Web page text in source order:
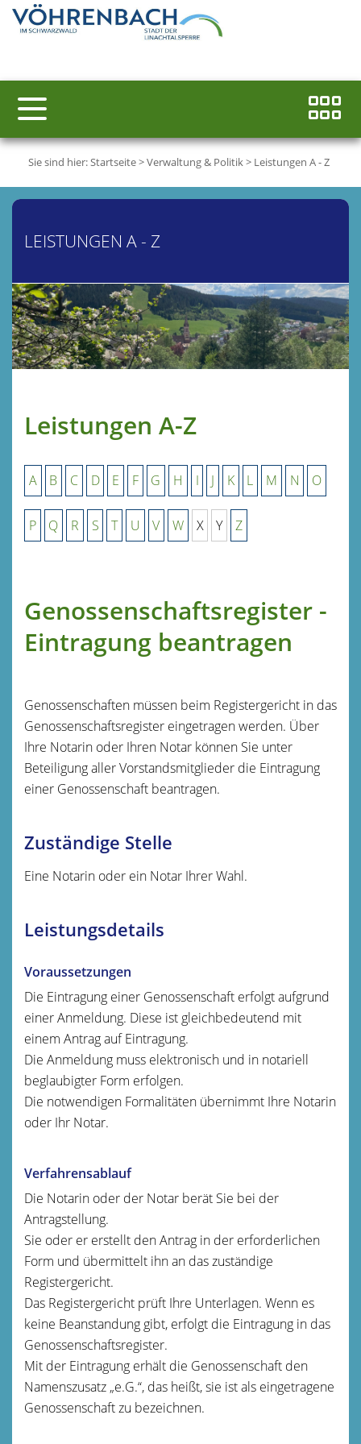
Sie sind hier:Startseite>Verwaltung & Politik> Leistungen A - Z
LEISTUNGEN A - Z
Leistungen A-Z
A B C D E F G H I J K L M N O
P Q R S T U V W X Y Z
Genossenschaftsregister -
Eintragung beantragen
Genossenschaften müssen beim Registergericht in das
Genossenschaftsregister eingetragen werden. Über
Ihre Notarin oder Ihren Notar können Sie unter
Beteiligung aller Vorstandsmitglieder die Eintragung
einer Genossenschaft beantragen.
Zuständige Stelle
Eine Notarin oder ein Notar Ihrer Wahl.
Leistungsdetails
Voraussetzungen
Die Eintragung einer Genossenschaft erfolgt aufgrund
einer Anmeldung. Diese ist gleichbedeutend mit
einem Antrag auf Eintragung.
Die Anmeldung muss elektronisch und in notariell
beglaubigter Form erfolgen.
Die notwendigen Formalitäten übernimmt Ihre Notarin
oder Ihr Notar.
Verfahrensablauf
Die Notarin oder der Notar berät Sie bei der
Antragstellung.
Sie oder er erstellt den Antrag in der erforderlichen
Form und übermittelt ihn an das zuständige
Registergericht.
Das Registergericht prüft Ihre Unterlagen. Wenn es
keine Beanstandung gibt, erfolgt die Eintragung in das
Genossenschaftsregister.
Mit der Eintragung erhält die Genossenschaft den
Namenszusatz „e.G.“, das heißt, sie ist als eingetragene
Genossenschaft zu bezeichnen.